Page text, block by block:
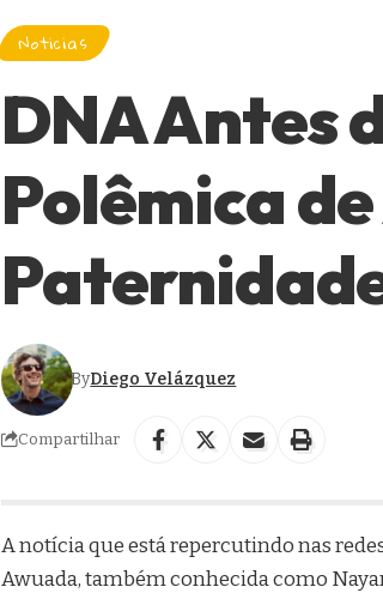
Noticias
DNA Antes
Polêmica
ByDiego Velázquez
Compartilhar
A notícia que está repercutindo nas
Awuada, também conhecida como